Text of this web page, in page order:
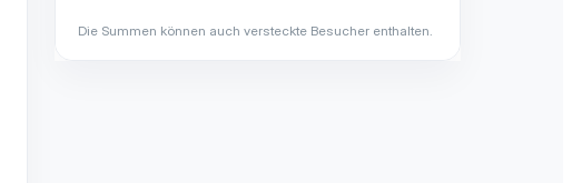
Die Summen können auch versteckte Besucher enthalten.